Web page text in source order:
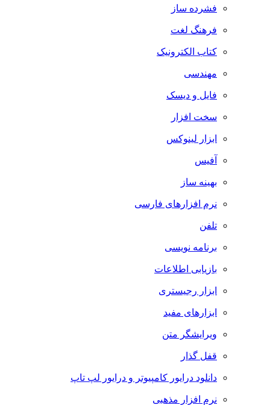
فشرده ساز
فرهنگ لغت
کتاب الکترونیک
مهندسی
فایل و دیسک
سخت افزار
ابزار لینوکس
آفیس
بهینه ساز
نرم افزارهای فارسی
تلفن
برنامه نویسی
بازیابی اطلاعات
ابزار رجیستری
ابزارهای مفید
ویرایشگر متن
قفل گذار
دانلود درایور کامپیوتر و درایور لپ تاپ
نرم افزار مذهبی